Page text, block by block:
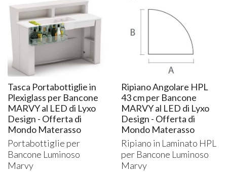
Tasca Portabottiglie in
Plexiglass per Bancone
MARVY al LED di Lyxo
Design - Offerta di
Mondo Materasso
Portabottiglie per
Bancone Luminoso
Marvy
Ripiano Angolare HPL
43 cm per Bancone
MARVY al LED di Lyxo
Design - Offerta di
Mondo Materasso
Ripiano in Laminato HPL
per Bancone Luminoso
Marvy